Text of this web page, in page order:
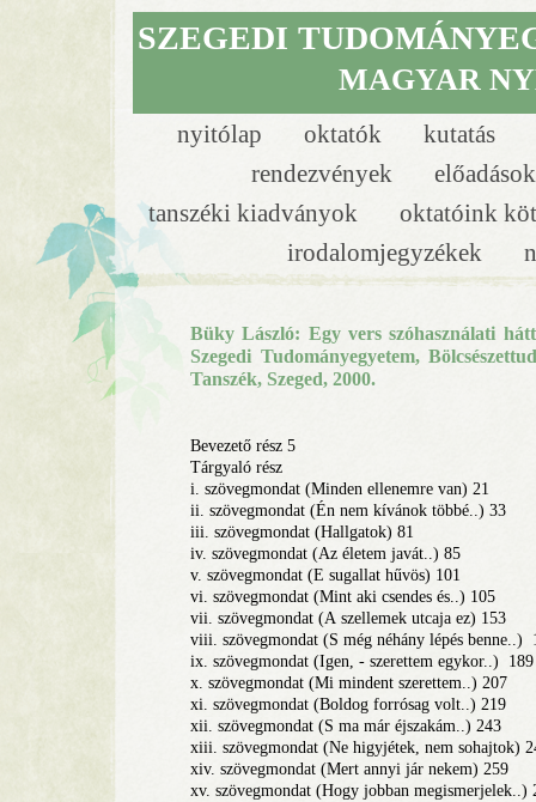
nyitólap oktatók
kutatás
rendezvények
tanszéki kiadványok
oktatóink
irodalomjegyzékek
SZEGEDI
MAGYAR
Büky László: Egy vers szóhasználati
Szegedi Tudományegyetem,
Tanszék, Szeged, 2000.
Bevezető rész 5
Tárgyaló rész
i. szövegmondat (Minden ellenemre van) 21
ii. szövegmondat (Én nem kívánok többé..) 33
iii. szövegmondat (Hallgatok) 81
iv. szövegmondat (Az életem javát..) 85
v. szövegmondat (Е sugallat hűvös) 101
vi. szövegmondat (Mint aki csendes és..) 105
vii. szövegmondat (А szellemek utcaja ez) 153
viii. szövegmondat (S még néhány lépés benne..)
ix. szövegmondat (Igen, - szerettem egykor..) 189
х. szövegmondat (Mi mindent szerettem..) 207
xi. szövegmondat (Boldog forrósag volt..) 219
xii. szövegmondat (S mа már éjszakám..) 243
xiii. szövegmondat (Ne higyjétek, nem sohajtok)
xiv. szövegmondat (Mert annyi jár nekem) 259
xv. szövegmondat (Hogy jobban megismerjelek..)